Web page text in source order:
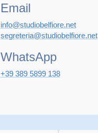
Email
info@studiobelfiore.net
segreteria@studiobelfiore.net
WhatsApp
+39 389 5899 138